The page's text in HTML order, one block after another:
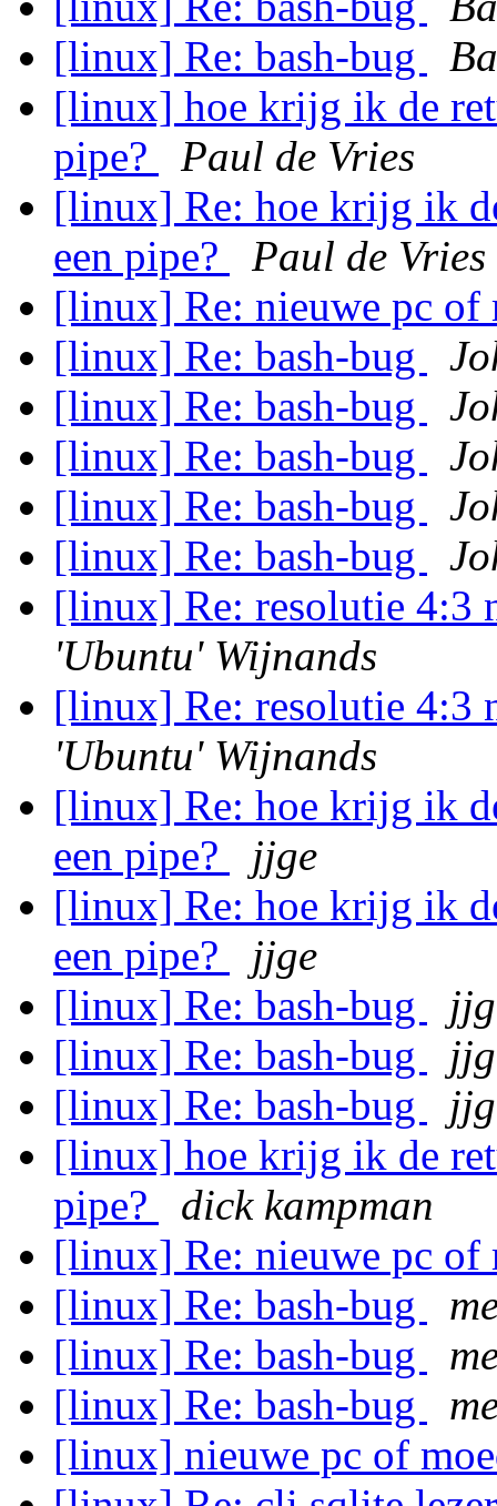
[linux] Re: bash-bug
[linux] hoe krijg ik de
pipe?
Paul de Vries
[linux] Re: hoe krijg ik
een pipe?
Paul de Vries
[linux] Re: nieuwe pc of
[linux] Re: bash-bug
[linux] Re: bash-bug
[linux] Re: bash-bug
[linux] Re: bash-bug
[linux] Re: bash-bug
[linux] Re: resolutie 4:3
'Ubuntu' Wijnands
[linux] Re: resolutie 4:3
'Ubuntu' Wijnands
[linux] Re: hoe krijg ik
een pipe?
jjge
[linux] Re: hoe krijg ik
een pipe?
jjge
[linux] Re: bash-bug
[linux] Re: bash-bug
[linux] Re: bash-bug
[linux] hoe krijg ik de
pipe?
dick kampman
[linux] Re: nieuwe pc of
[linux] Re: bash-bug
[linux] Re: bash-bug
[linux] Re: bash-bug
[linux] nieuwe pc of